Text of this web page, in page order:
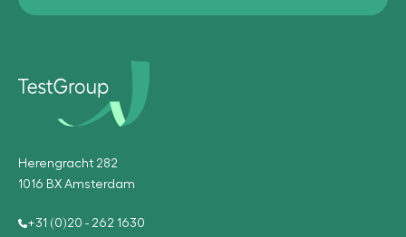
Herengracht 282
1016 BX Amsterdam
+31 (0)20 - 262 1630